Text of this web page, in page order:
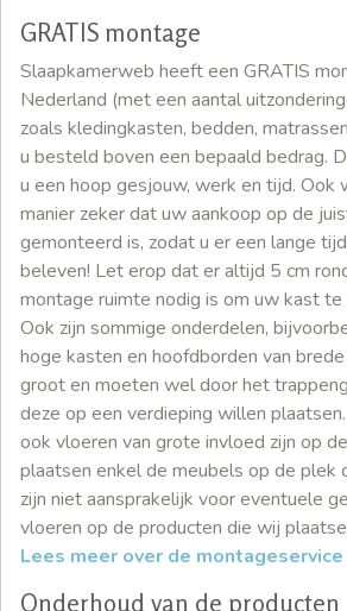
GRATIS montage
Slaapkamerweb heeft een GRATIS
Nederland (met een aantal
zoals kledingkasten, bedden,
u besteld boven een bepaald bedrag.
u een hoop gesjouw, werk en tijd. Ook
manier zeker dat uw aankoop op de
gemonteerd is, zodat u er een lange
beleven! Let erop dat er altijd 5 cm
montage ruimte nodig is om uw kast te
Ook zijn sommige onderdelen,
hoge kasten en hoofdborden van
groot en moeten wel door het
deze op een verdieping willen
ook vloeren van grote invloed zijn op
plaatsen enkel de meubels op de plek
zijn niet aansprakelijk voor eventuele
vloeren op de producten die wij
Lees meer over de montageservice
Onderhoud van de producten